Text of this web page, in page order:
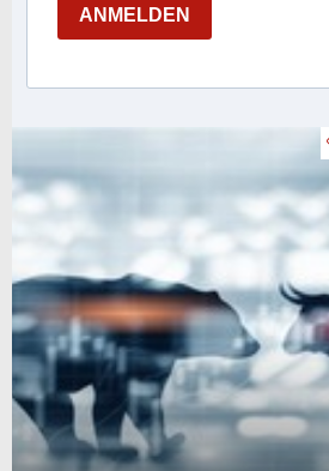
ANMELDEN